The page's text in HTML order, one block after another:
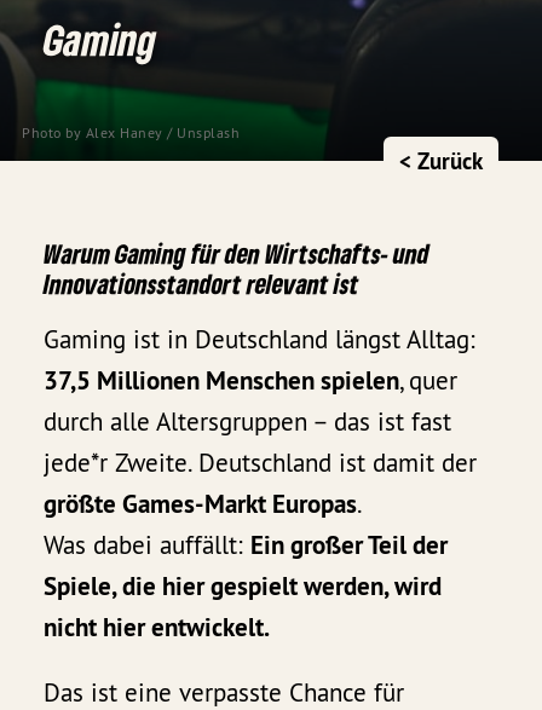
Photo by Alex Haney / Unsplash
Gaming
< Zurück
Warum Gaming für den Wirtschafts- und
Innovationsstandort relevant ist
Gaming ist in Deutschland längst Alltag:
37,5 Millionen Menschen spielen, quer
durch alle Altersgruppen – das ist fast
jede*r Zweite. Deutschland ist damit der
größte Games-Markt Europas.
Was dabei auffällt: Ein großer Teil der
Spiele, die hier gespielt werden, wird
nicht hier entwickelt.
Das ist eine verpasste Chance für